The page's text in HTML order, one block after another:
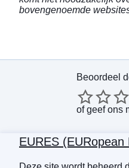
bovengenoemde
Beoordeel
ofgeef ons
EURES